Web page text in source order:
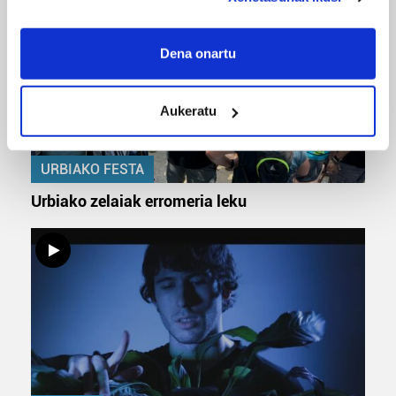
If you allow, we would also like to:
Collect information about your geographical
Identify your device by actively scanning it for
specific characteristics (fingerprinting)
Find out more about how your personal data is processed
and set your preferences in thedetails section.
prozesatzen ditugu, zure IP zenbakia, besteak beste,
teknologia erabiliz, cookieak adibidez, iragarki eta eduki
pertsonalizatuak eskaintzeko, iragarkiak eta edukia
neurtzeko, jendeari buruzko informazioa biltzeko eta
produktuak garatzeko. Zure datuak nork eta zertarako
erabiltzen dituen hauta dezakezu.
Dena onartu
Aukeratu
URBIAKO FESTA
Urbiako zelaiak erromeria leku